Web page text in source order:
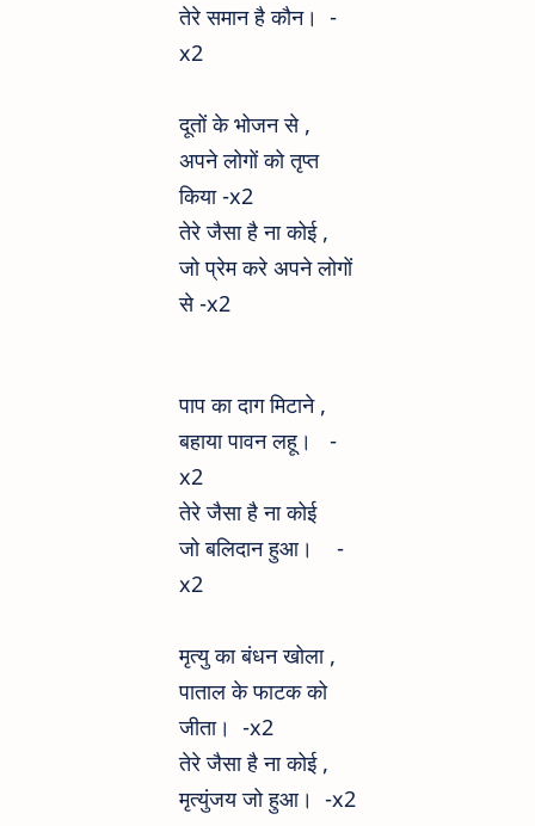
तेरे समान है कौन। -
x2
दूतों के भोजन से ,
अपने लोगों को तृप्त
किया -x2
तेरे जैसा है ना कोई ,
जो प्रेम करे अपने लोगों
से -x2
पाप का दाग मिटाने ,
बहाया पावन लहू। -
x2
तेरे जैसा है ना कोई
जो बलिदान हुआ। -
x2
मृत्यु का बंधन खोला ,
पाताल के फाटक को
जीता। -x2
तेरे जैसा है ना कोई ,
मृत्युंजय जो हुआ। -x2